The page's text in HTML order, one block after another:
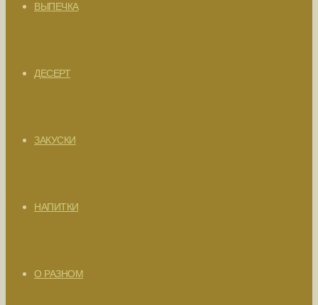
ВЫПЕЧКА
ДЕСЕРТ
ЗАКУСКИ
НАПИТКИ
О РАЗНОМ